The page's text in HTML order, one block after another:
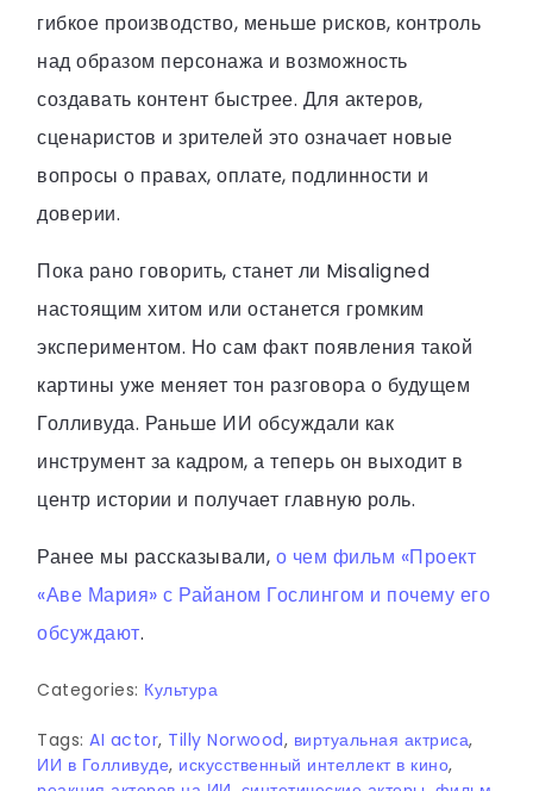
гибкое производство, меньше рисков, контроль
над образом персонажа и возможность
создавать контент быстрее. Для актеров,
сценаристов и зрителей это означает новые
вопросы о правах, оплате, подлинности и
доверии.
Пока рано говорить, станет ли Misaligned
настоящим хитом или останется громким
экспериментом. Но сам факт появления такой
картины уже меняет тон разговора о будущем
Голливуда. Раньше ИИ обсуждали как
инструмент за кадром, а теперь он выходит в
центр истории и получает главную роль.
Ранее мы рассказывали, о чем фильм «Проект
«Аве Мария» с Райаном Гослингом и почему его
обсуждают.
Categories: Культура
Tags: AI actor, Tilly Norwood, виртуальная актриса,
ИИ в Голливуде, искусственный интеллект в кино,